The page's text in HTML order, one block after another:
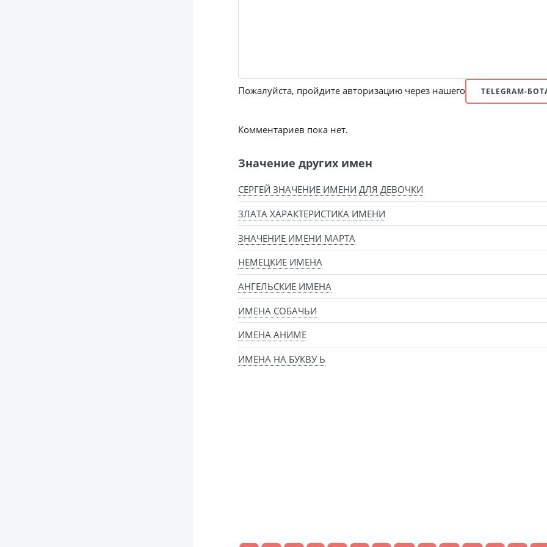
Пожалуйста, пройдите авторизацию через нашего TELEGRAM-
Комментариев пока нет.
Значение других имен
СЕРГЕЙ ЗНАЧЕНИЕ ИМЕНИ ДЛЯ ДЕВОЧКИ
ЗЛАТА ХАРАКТЕРИСТИКА ИМЕНИ
ЗНАЧЕНИЕ ИМЕНИ МАРТА
НЕМЕЦКИЕ ИМЕНА
АНГЕЛЬСКИЕ ИМЕНА
ИМЕНА СОБАЧЬИ
ИМЕНА АНИМЕ
ИМЕНА НА БУКВУ Ь